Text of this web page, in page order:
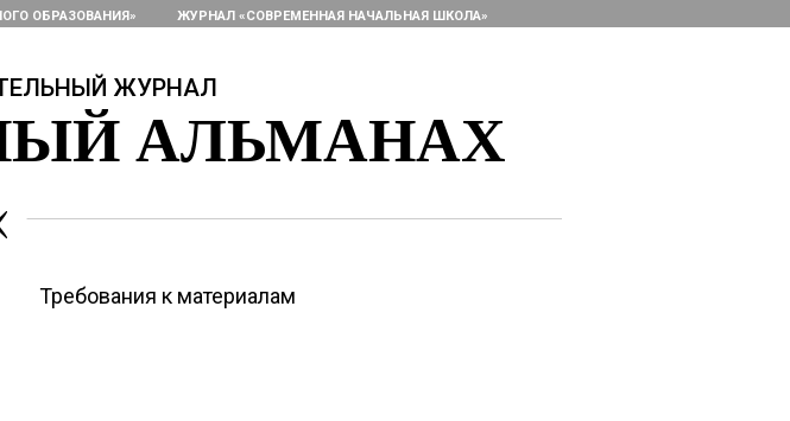
ОБРАЗОВАНИЯ» ЖУРНАЛ «СОВРЕМЕННАЯ НАЧАЛЬНАЯ ШКОЛА»
ЖУРНАЛ
АЛЬМАНАХ
Требования к материалам